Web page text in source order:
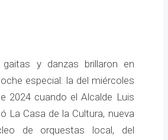
gaitas y danzas brillaron en
especial: la del miércoles
2024 cuando el Alcalde Luis
La Casa de la Cultura, nueva
de orquestas local, del